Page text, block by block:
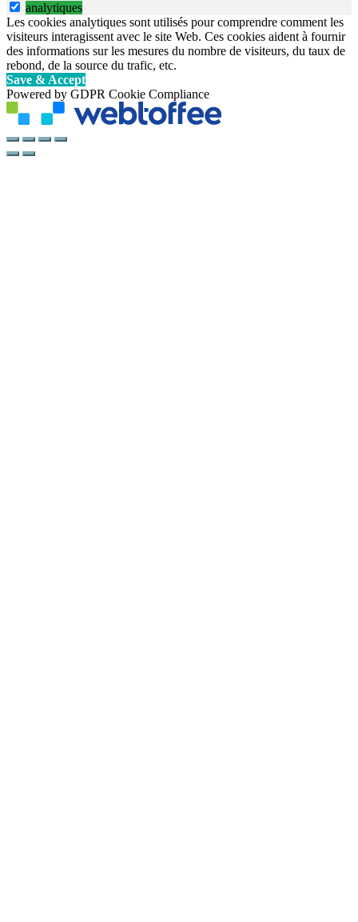
analytiques
Les cookies analytiques sont utilisés pour comprendre comment les
visiteurs interagissent avec le site Web. Ces cookies aident à fournir
des informations sur les mesures du nombre de visiteurs, du taux de
rebond, de la source du trafic, etc.
Save & Accept
Powered by GDPR Cookie Compliance